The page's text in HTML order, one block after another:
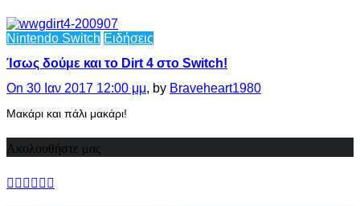
Nintendo Switch Ειδήσεις
Ίσως δούμε και το Dirt 4 στο Switch!
On 30 Ιαν 2017 12:00 μμ, by Braveheart1980
Μακάρι και πάλι μακάρι!
Ακολουθήστε μας